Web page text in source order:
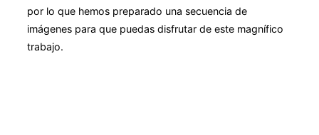
por lo que hemos preparado una secuencia de
imágenes para que puedas disfrutar de este magnífico
trabajo.